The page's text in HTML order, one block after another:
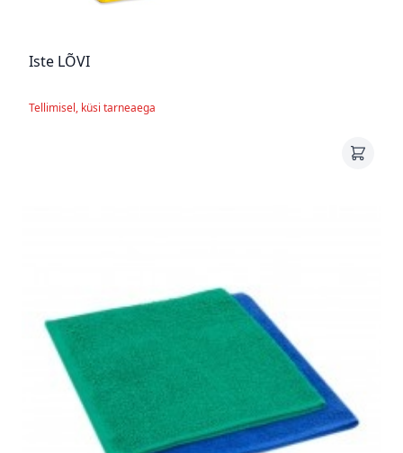
Iste LÕVI
Tellimisel, küsi tarneaega